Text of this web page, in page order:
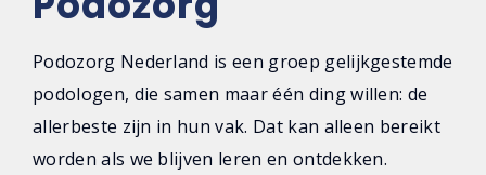
Podozorg Nederland is een groep gelijkgestemde
podologen, die samen maar één ding willen: de
allerbeste zijn in hun vak. Dat kan alleen bereikt
worden als we blijven leren en ontdekken.